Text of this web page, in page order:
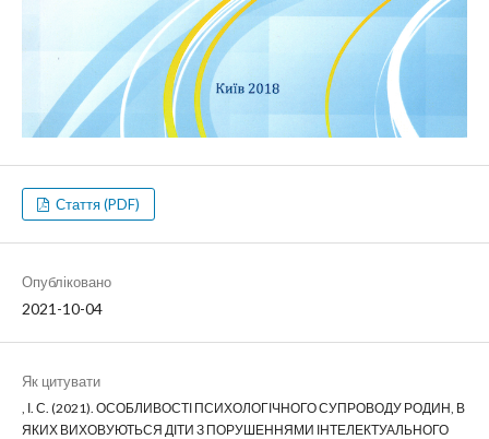
Стаття (PDF)
Опубліковано
2021-10-04
Як цитувати
, І. С. (2021). ОСОБЛИВОСТІ ПСИХОЛОГІЧНОГО СУПРОВОДУ РОДИН, В
ЯКИХ ВИХОВУЮТЬСЯ ДІТИ З ПОРУШЕННЯМИ ІНТЕЛЕКТУАЛЬНОГО